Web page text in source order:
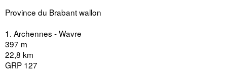
Province du Brabant wallon
1. Archennes - Wavre
397 m
22,8 km
GRP 127